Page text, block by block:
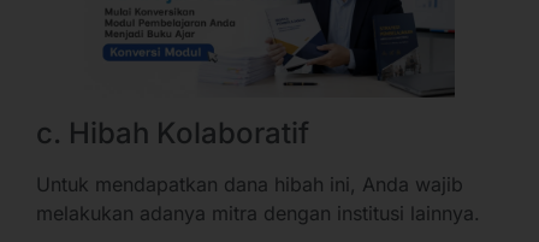
c. Hibah Kolaboratif
Untuk mendapatkan dana hibah ini, Anda wajib
melakukan adanya mitra dengan institusi lainnya.